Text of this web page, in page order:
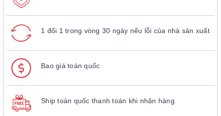
1 đổi 1 trong vòng 30 ngày nếu lỗi của nhà sản xuất
Bao giá toàn quốc
Ship toàn quốc thanh toán khi nhận hàng